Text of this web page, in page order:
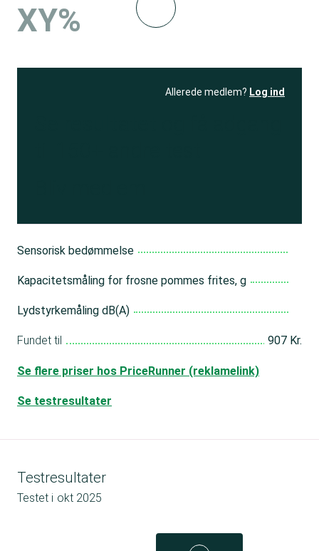
XY%
Allerede medlem? Log ind
Sensorisk bedømmelse
Kapacitetsmåling for frosne pommes frites, g
Lydstyrkemåling dB(A)
Fundet til 907 Kr.
Se flere priser hos PriceRunner (reklamelink)
Se testresultater
Testresultater
Testet i okt 2025